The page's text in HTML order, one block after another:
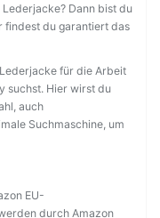
Dann bist du
findest du garantiert das
für die Arbeit
suchst. Hier wirst du
auch
Suchmaschine, um
EU-
durch Amazon